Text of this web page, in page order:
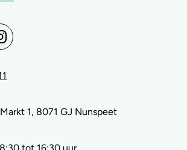
1, 8071 GJ Nunspeet